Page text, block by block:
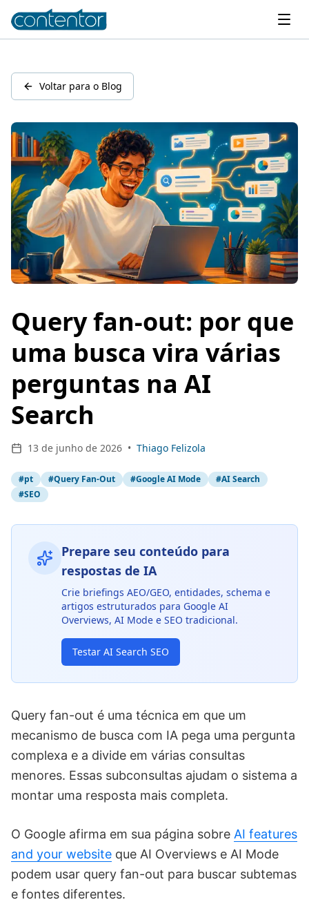
Voltar para o Blog
Query fan-out: por que
uma busca vira várias
perguntas na AI
Search
13 de junho de 2026 • Thiago Felizola
#pt #Query Fan-Out #Google AI Mode #AI Search
#SEO
Prepare seu conteúdo para
respostas de IA
Crie briefings AEO/GEO, entidades, schema e
artigos estruturados para Google AI
Overviews, AI Mode e SEO tradicional.
Testar AI Search SEO
Query fan-out é uma técnica em que um
mecanismo de busca com IA pega uma pergunta
complexa e a divide em várias consultas
menores. Essas subconsultas ajudam o sistema a
montar uma resposta mais completa.
O Google afirma em sua página sobre AI features
and your website que AI Overviews e AI Mode
podem usar query fan-out para buscar subtemas
e fontes diferentes.